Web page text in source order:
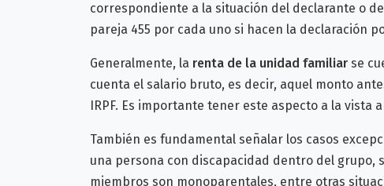
correspondiente a la situación del declarante o
pareja 455 por cada uno si hacen la declaración
Generalmente, la renta de la unidad familiar se
cuenta el salario bruto, es decir, aquel monto
IRPF. Es importante tener este aspecto a la
También es fundamental señalar los casos
una persona con discapacidad dentro del grupo,
miembros son monoparentales, entre otras